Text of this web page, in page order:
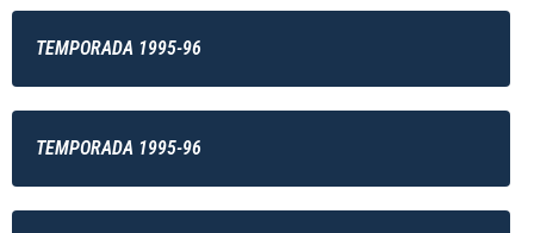
TEMPORADA 1995-96
TEMPORADA 1995-96